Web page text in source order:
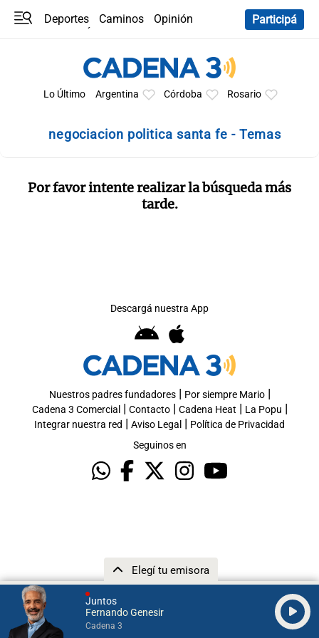
Juntos
Fernando Genesir
Cadena 3
Elegí tu emisora
Deportes Caminos
Opinión
Participá
Lo Último Argentina Córdoba Rosario
negociacion politica santa fe - Temas
Por favor intente realizar la búsqueda más
tarde.
Descargá nuestra App
Nuestros padres fundadores| Por siempre Mario|
Cadena 3 Comercial | Contacto| Cadena Heat | La Popu |
Integrar nuestra red | Aviso Legal | Política de Privacidad
Seguinos en